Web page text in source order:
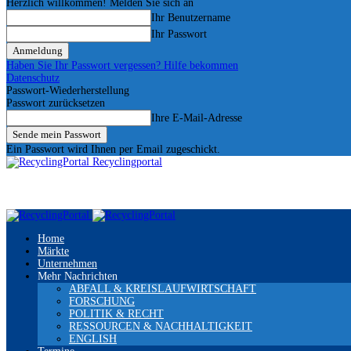
Herzlich willkommen! Melden Sie sich an
Ihr Benutzername
Ihr Passwort
Haben Sie Ihr Passwort vergessen? Hilfe bekommen
Datenschutz
Passwort-Wiederherstellung
Passwort zurücksetzen
Ihre E-Mail-Adresse
Ein Passwort wird Ihnen per Email zugeschickt.
Recyclingportal
Home
Märkte
Unternehmen
Mehr Nachrichten
ABFALL & KREISLAUFWIRTSCHAFT
FORSCHUNG
POLITIK & RECHT
RESSOURCEN & NACHHALTIGKEIT
ENGLISH